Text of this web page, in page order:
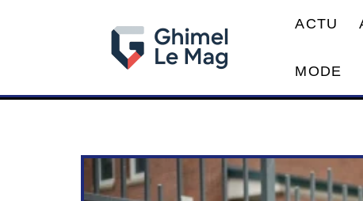
ACTU
MODE